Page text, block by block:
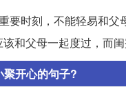
要时刻，不能轻易和
和父母一起度过，而
开心的句子?